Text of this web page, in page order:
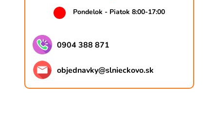
Pondelok - Piatok 8:00-17:00
0904 388 871
objednavky@slnieckovo.sk